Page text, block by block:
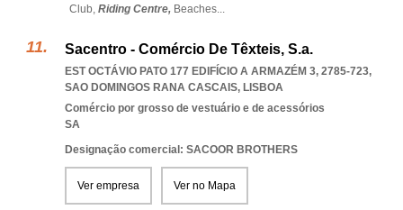
Club, Riding Centre, Beaches...
Sacentro - Comércio De Têxteis, S.a.
EST OCTÁVIO PATO 177 EDIFÍCIO A ARMAZÉM 3, 2785-723,
SAO DOMINGOS RANA CASCAIS, LISBOA
Comércio por grosso de vestuário e de acessórios
SA
Designação comercial: SACOOR BROTHERS
Ver empresa Ver no Mapa